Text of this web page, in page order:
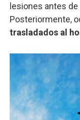
lesiones antes
Posteriormente,
trasladados al